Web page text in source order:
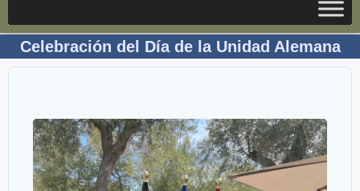
Celebración del Día de la Unidad Alemana